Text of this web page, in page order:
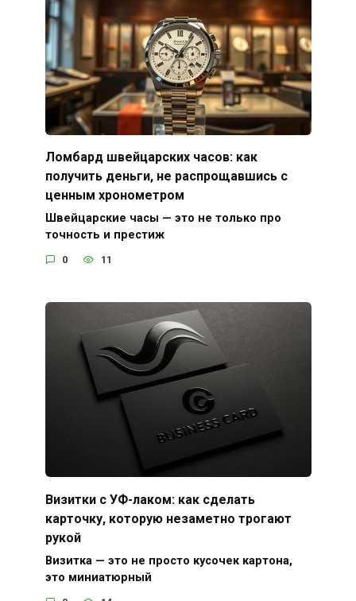
Ломбард швейцарских часов: как
получить деньги, не распрощавшись с
ценным хронометром
Швейцарские часы — это не только про
точность и престиж
0 11
Визитки с УФ-лаком: как сделать
карточку, которую незаметно трогают
рукой
Визитка — это не просто кусочек картона,
это миниатюрный